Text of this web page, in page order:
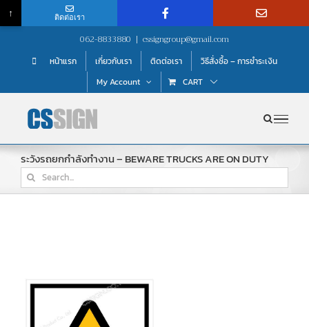
content
062-8833880 | cssigngroup@gmail.com
หน้าแรก เกี่ยวกับเรา ติดต่อเรา
วิธีสั่งซื้อ – การชำระเงิน
My Account
CART
ระวังรถยกกำลังทำงาน – BEWARE TRUCKS ARE ON DUTY
Search
for:
↑ ติดต่อเรา